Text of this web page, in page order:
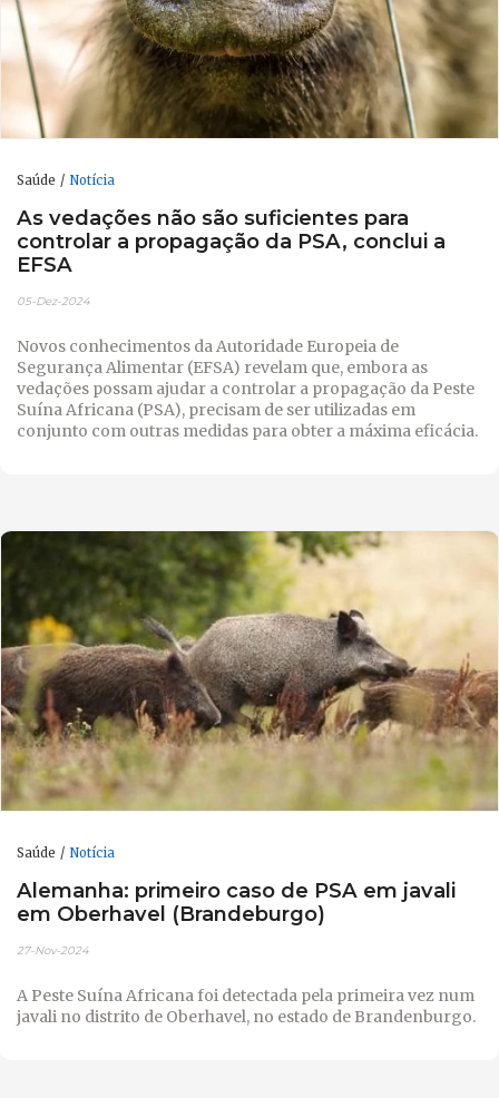
Saúde Notícia
As vedações não são suficientes para
controlar a propagação da PSA, conclui a
EFSA
05-Dez-2024
Novos conhecimentos da Autoridade Europeia de
Segurança Alimentar (EFSA) revelam que, embora as
vedações possam ajudar a controlar a propagação da Peste
Suína Africana (PSA), precisam de ser utilizadas em
conjunto com outras medidas para obter a máxima eficácia.
Saúde Notícia
Alemanha: primeiro caso de PSA em javali
em Oberhavel (Brandeburgo)
27-Nov-2024
A Peste Suína Africana foi detectada pela primeira vez num
javali no distrito de Oberhavel, no estado de Brandenburgo.